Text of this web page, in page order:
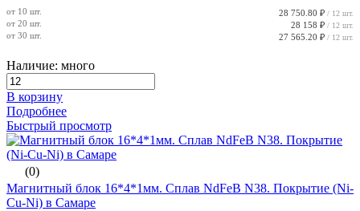
от 10 шт. 28 750.80 ₽ / 12 шт.
от 20 шт. 28 158 ₽ / 12 шт.
от 30 шт. 27 565.20 ₽ / 12 шт.
Наличие: много
В корзину
Подробнее
Быстрый просмотр
(0)
Магнитный блок 16*4*1мм. Сплав NdFeB N38. Покрытие (Ni-
Cu-Ni) в Самаре